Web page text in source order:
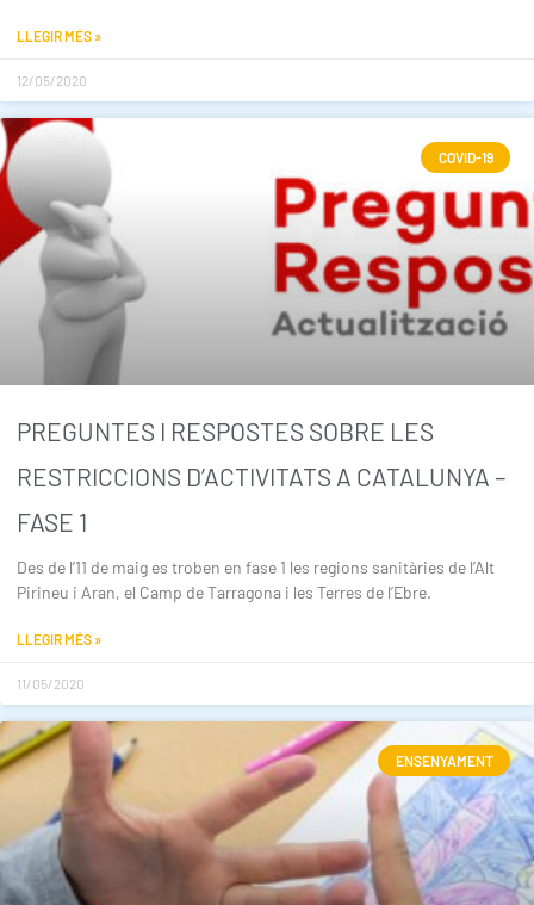
LLEGIR MÉS »
12/05/2020
COVID-19
PREGUNTES I RESPOSTES SOBRE LES
RESTRICCIONS D’ACTIVITATS A CATALUNYA –
FASE 1
Des de l’11 de maig es troben en fase 1 les regions sanitàries de l’Alt
Pirineu i Aran, el Camp de Tarragona i les Terres de l’Ebre.
LLEGIR MÉS »
11/05/2020
ENSENYAMENT